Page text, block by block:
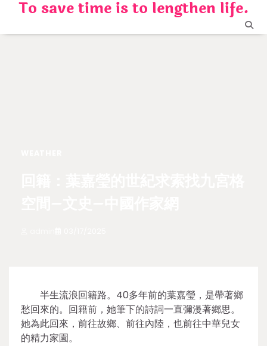
content
To save time is to lengthen life.
半生流浪回籍路。40多年前的葉嘉瑩，是帶著鄉
愁回來的。回籍前，她筆下的詩詞一直彌漫著鄉思。
她為此回來，前往故鄉、前往內陸，也前往中華兒女
的精力家園。